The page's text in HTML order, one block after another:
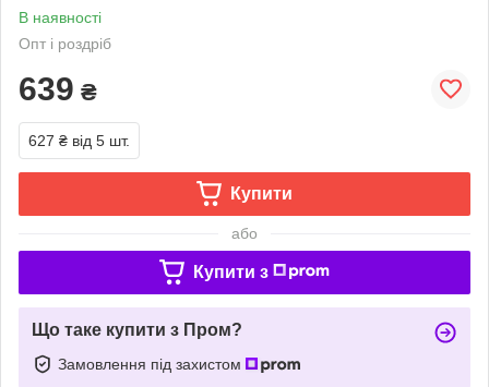
В наявності
Опт і роздріб
639 ₴
627 ₴ від 5 шт.
Купити
або
Купити з
Що таке купити з Пром?
Замовлення під захистом